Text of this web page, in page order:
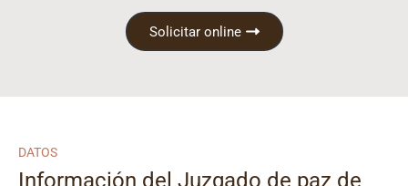
Solicitar online
DATOS
Información del Juzgado de paz de